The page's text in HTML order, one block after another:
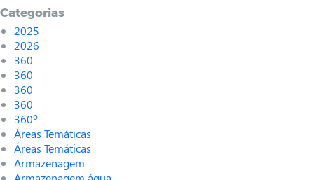
Categorias
2025
2026
360
360
360
360
360º
Áreas Temáticas
Áreas Temáticas
Armazenagem